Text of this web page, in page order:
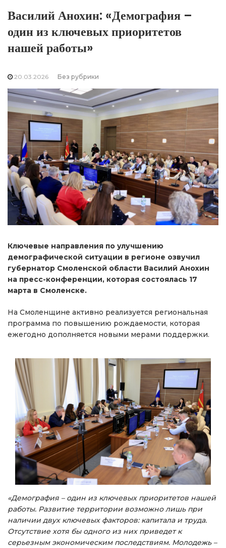
Василий Анохин: «Демография –
один из ключевых приоритетов
нашей работы»
20.03.2026 Без рубрики
Ключевые направления по улучшению
демографической ситуации в регионе озвучил
губернатор Смоленской области Василий Анохин
на пресс-конференции, которая состоялась 17
марта в Смоленске.
На Смоленщине активно реализуется региональная
программа по повышению рождаемости, которая
ежегодно дополняется новыми мерами поддержки.
«Демография – один из ключевых приоритетов нашей
работы. Развитие территории возможно лишь при
наличии двух ключевых факторов: капитала и труда.
Отсутствие хотя бы одного из них приведет к
серьезным экономическим последствиям. Молодежь –